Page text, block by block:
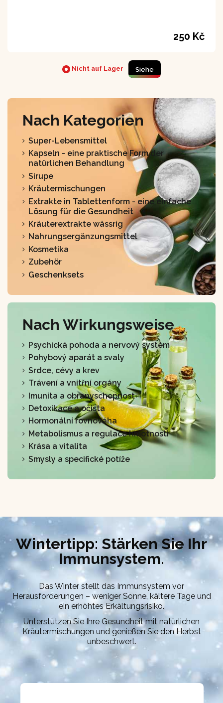
250 Kč
Nicht auf Lager Siehe
Nach Kategorien
Super-Lebensmittel
Kapseln - eine praktische Form der
natürlichen Behandlung
Sirupe
Kräutermischungen
Extrakte in Tablettenform - eine einfache
Lösung für die Gesundheit
Kräuterextrakte wässrig
Nahrungsergänzungsmittel
Kosmetika
Zubehör
Geschenksets
Nach Wirkungsweise
Psychická pohoda a nervový systém
Pohybový aparát a svaly
Srdce, cévy a krev
Trávení a vnitřní orgány
Imunita a obranyschopnost
Detoxikace a očista
Hormonální rovnováha
Metabolismus a regulace hmotnosti
Krása a vitalita
Smysly a specifické potíže
Wintertipp: Stärken Sie Ihr
Immunsystem.
Das Winter stellt das Immunsystem vor
Herausforderungen – weniger Sonne, kältere Tage und
ein erhöhtes Erkältungsrisiko.
Unterstützen Sie Ihre Gesundheit mit natürlichen
Kräutermischungen und genießen Sie den Herbst
unbeschwert.